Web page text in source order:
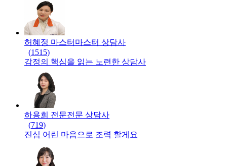
허혜정 마스터 마스터 상담사
(1515)
감정의 핵심을 읽는 노련한 상담사
하용희 전문전문 상담사
(719)
진심 어린 마음으로 조력 할게요